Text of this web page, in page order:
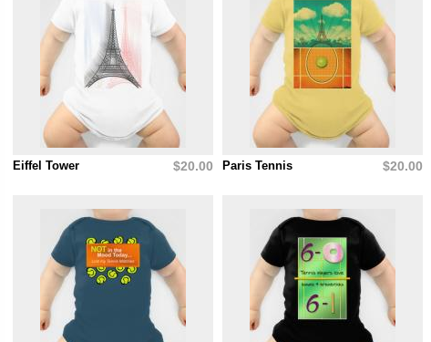
Eiffel Tower $20.00 Paris Tennis $20.00